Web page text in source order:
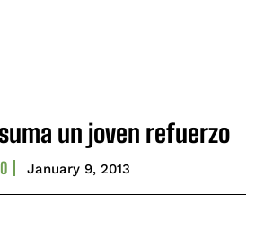
un joven refuerzo
January 9, 2013